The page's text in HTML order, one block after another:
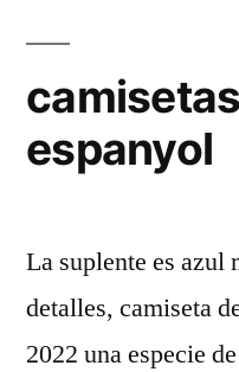
espanyol
La suplente es azul
detalles, camiseta
2022 una especie